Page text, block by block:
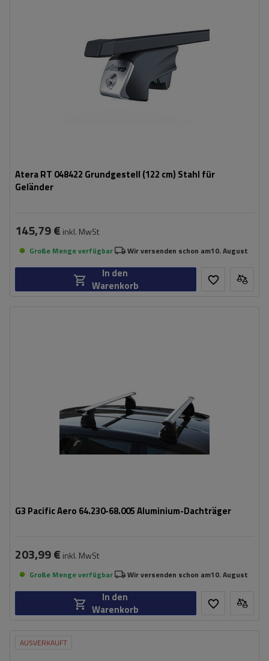
Atera RT 048422 Grundgestell (122 cm) Stahl für
Geländer
145,79 € inkl. MwSt
Große Menge verfügbar Wir versenden schon am10. August
In den
Warenkorb
G3 Pacific Aero 64.230-68.005 Aluminium-Dachträger
203,99 € inkl. MwSt
Große Menge verfügbar Wir versenden schon am10. August
In den
Warenkorb
AUSVERKAUFT